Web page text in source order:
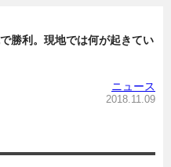
専門家インタビュー
勝利。現地では何が起きてい
ニュース
2018.11.09